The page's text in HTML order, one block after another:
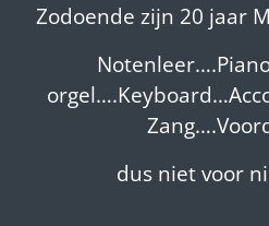
Zodoende zijn 20 jaar
dus niet voor